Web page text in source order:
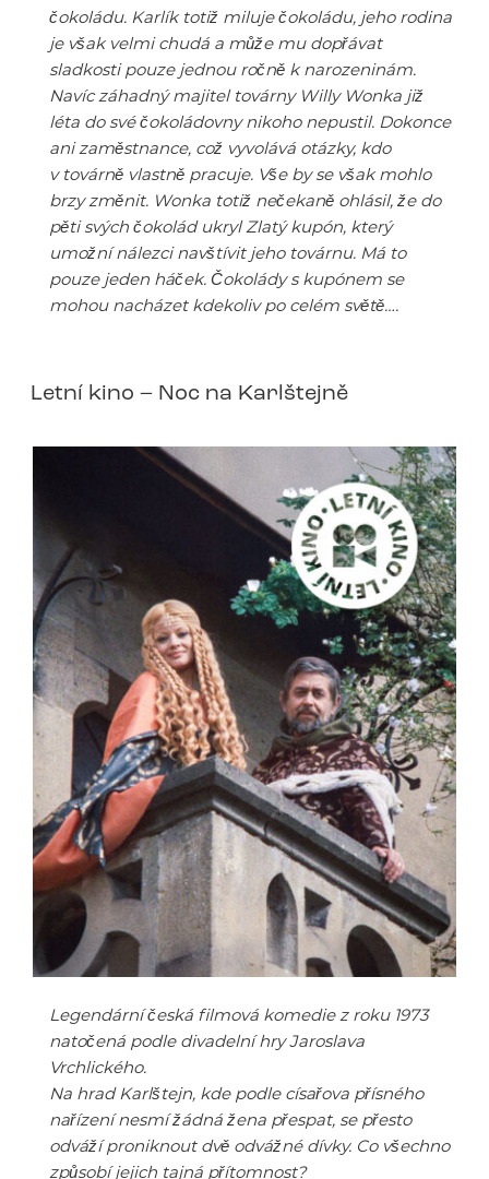
čokoládu. Karlík totiž miluje čokoládu, jeho rodina
je však velmi chudá a může mu dopřávat
sladkosti pouze jednou ročně k narozeninám.
Navíc záhadný majitel továrny Willy Wonka již
léta do své čokoládovny nikoho nepustil. Dokonce
ani zaměstnance, což vyvolává otázky, kdo
v továrně vlastně pracuje. Vše by se však mohlo
brzy změnit. Wonka totiž nečekaně ohlásil, že do
pěti svých čokolád ukryl Zlatý kupón, který
umožní nálezci navštívit jeho továrnu. Má to
pouze jeden háček. Čokolády s kupónem se
mohou nacházet kdekoliv po celém světě….
Letní kino – Noc na Karlštejně
Legendární česká filmová komedie z roku 1973
natočená podle divadelní hry Jaroslava
Vrchlického.
Na hrad Karlštejn, kde podle císařova přísného
nařízení nesmí žádná žena přespat, se přesto
odváží proniknout dvě odvážné dívky. Co všechno
způsobí jejich tajná přítomnost?